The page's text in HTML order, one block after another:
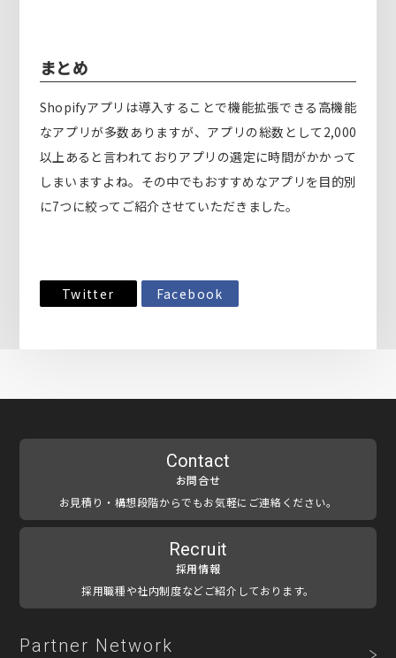
まとめ
Shopifyアプリは導入することで機能拡張できる高機能
なアプリが多数ありますが、アプリの総数として2,000
以上あると言われておりアプリの選定に時間がかかって
しまいますよね。その中でもおすすめなアプリを目的別
に7つに絞ってご紹介させていただきました。
Twitter Facebook
Contact
お問合せ
お見積り・構想段階からでもお気軽にご連絡ください。
Recruit
採用情報
採用職種や社内制度などご紹介しております。
Partner Network